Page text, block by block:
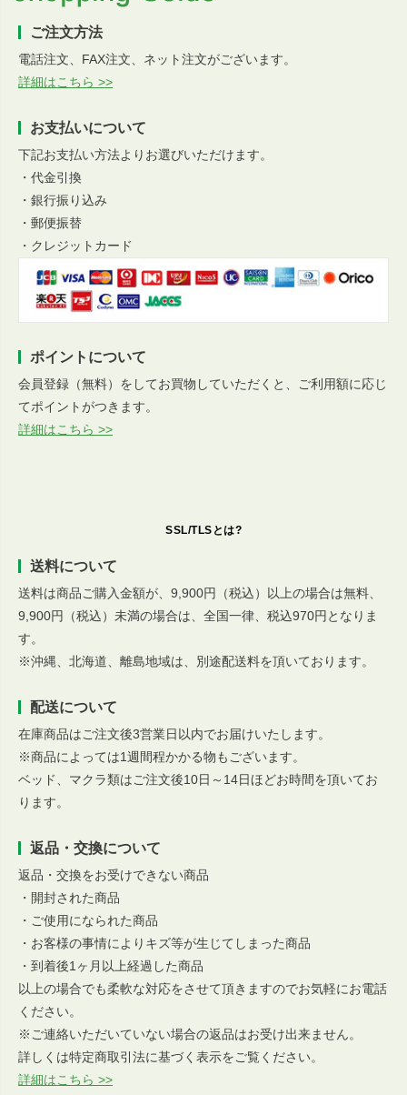
ご注文方法
電話注文、FAX注文、ネット注文がございます。
詳細はこちら >>
お支払いについて
下記お支払い方法よりお選びいただけます。
・代金引換
・銀行振り込み
・郵便振替
・クレジットカード
ポイントについて
会員登録（無料）をしてお買物していただくと、ご利用額に応じ
てポイントがつきます。
詳細はこちら >>
SSL/TLSとは?
送料について
送料は商品ご購入金額が、9,900円（税込）以上の場合は無料、
9,900円（税込）未満の場合は、全国一律、税込970円となりま
す。
※沖縄、北海道、離島地域は、別途配送料を頂いております。
配送について
在庫商品はご注文後3営業日以内でお届けいたします。
※商品によっては1週間程かかる物もございます。
ベッド、マクラ類はご注文後10日～14日ほどお時間を頂いてお
ります。
返品・交換について
返品・交換をお受けできない商品
・開封された商品
・ご使用になられた商品
・お客様の事情によりキズ等が生じてしまった商品
・到着後1ヶ月以上経過した商品
以上の場合でも柔軟な対応をさせて頂きますのでお気軽にお電話
ください。
※ご連絡いただいていない場合の返品はお受け出来ません。
詳しくは特定商取引法に基づく表示をご覧ください。
詳細はこちら >>